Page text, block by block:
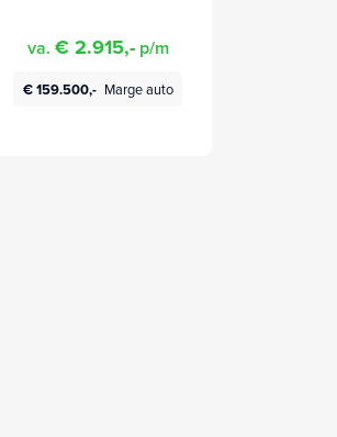
va. € 2.915,- p/m
€ 159.500,- Marge auto